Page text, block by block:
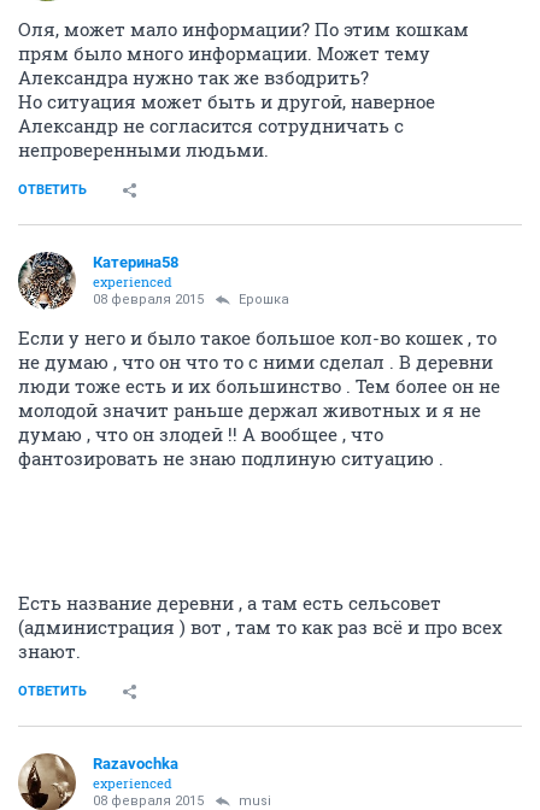
Оля, может мало информации? По этим кошкам
прям было много информации. Может тему
Александра нужно так же взбодрить?
Но ситуация может быть и другой, наверное
Александр не согласится сотрудничать с
непроверенными людьми.
ОТВЕТИТЬ
Катерина58
experienced
08 февраля 2015 Ерошка
Если у него и было такое большое кол-во кошек , то
не думаю , что он что то с ними сделал . В деревни
люди тоже есть и их большинство . Тем более он не
молодой значит раньше держал животных и я не
думаю , что он злодей !! А вообщее , что
фантозировать не знаю подлиную ситуацию .
Есть название деревни , а там есть сельсовет
(администрация ) вот , там то как раз всё и про всех
знают.
ОТВЕТИТЬ
Razavochka
experienced
08 февраля 2015 musi